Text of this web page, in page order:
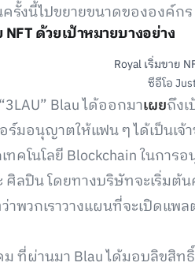
ครั้งนี้ไปขยายขนาดขององ
NFT ด้วยเป้าหมายบางอย่าง
ซีอีโอ
Blau ได้ออกมาเผยถึง
มอนุญาตให้แฟน ๆ ได้เป็นเจ้
ทคโนโลยี Blockchain ในกา
ศิลปิน โดยทางบริษัทจะเริ่มต้
าพวกเราวางแผนที่จะเปิดแ
ที่ผ่านมา Blau ได้มอบลิขสิท